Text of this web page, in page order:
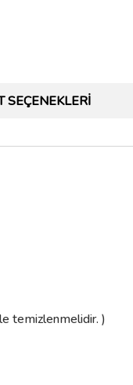
SEÇENEKLERI
temizlenmelidir. )